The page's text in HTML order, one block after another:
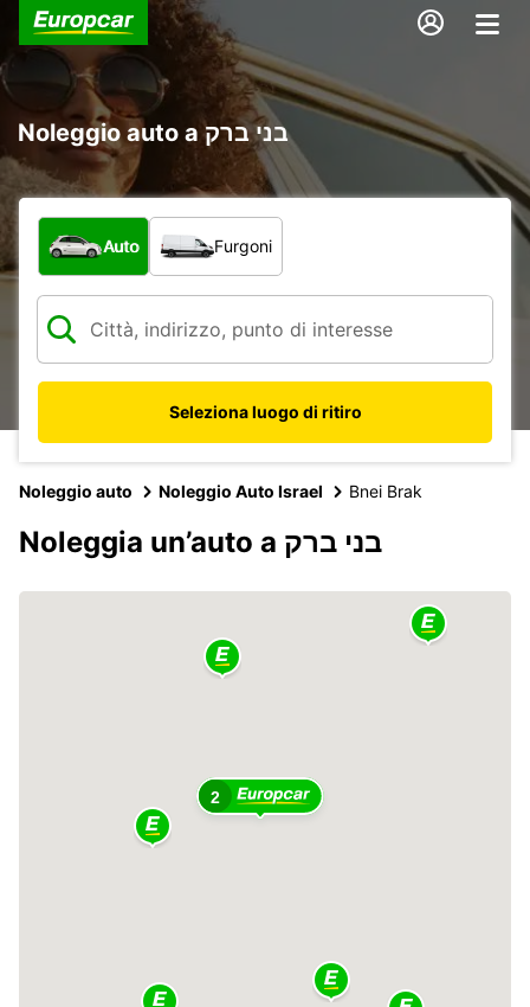
Noleggio auto a בני ברק
Scegli la tipologia di veicolo:
Auto Furgoni
Seleziona luogo di ritiro
Noleggio auto Noleggio Auto Israel Bnei Brak
Noleggia un’auto a בני ברק
2